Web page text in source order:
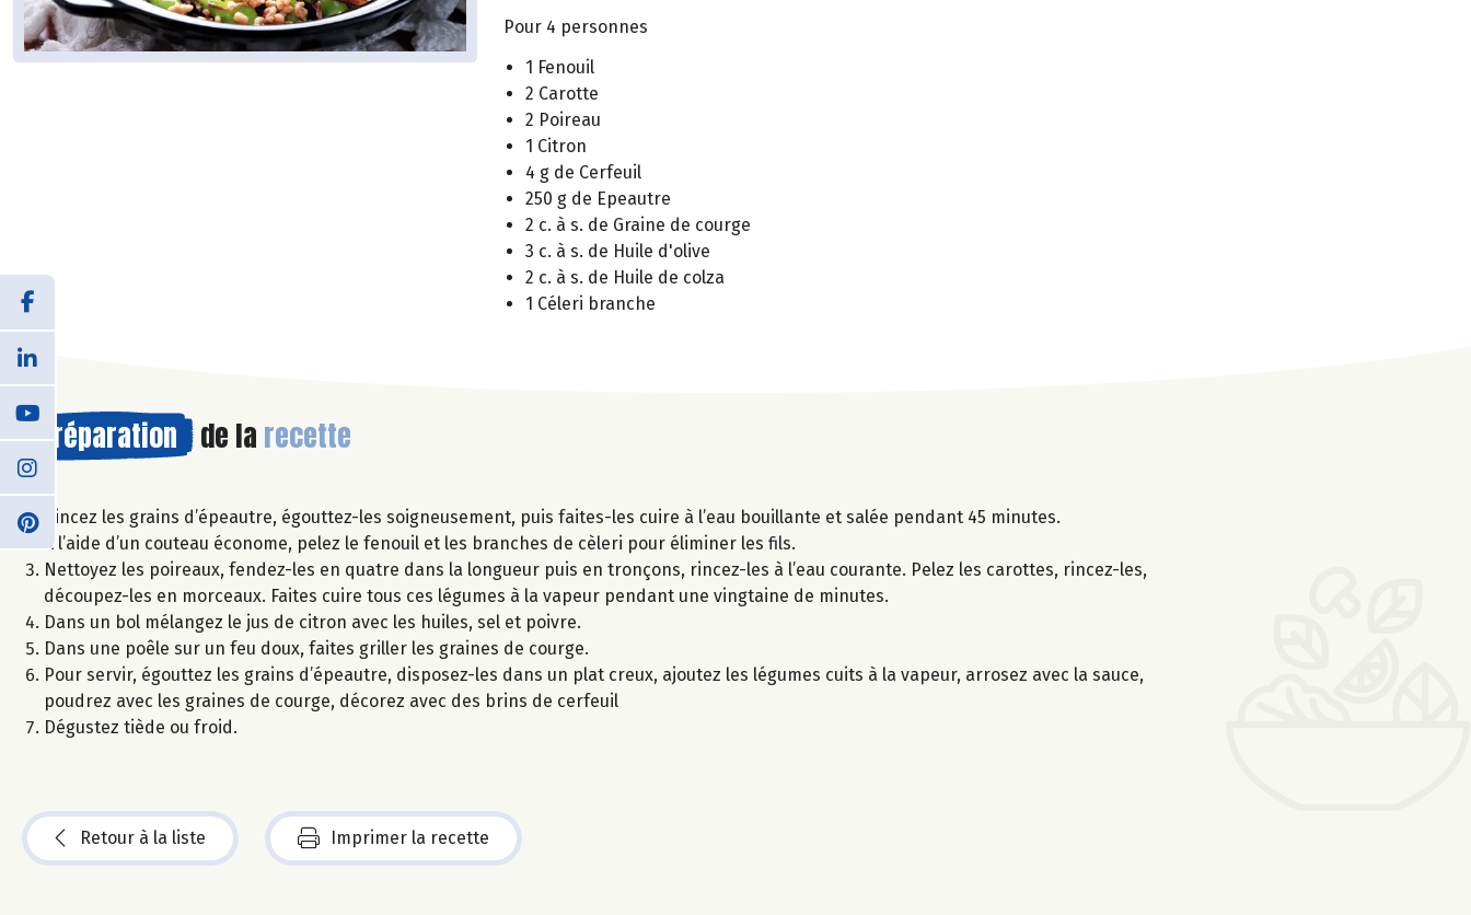
Pour 4 personnes
1 Fenouil
2 Carotte
2 Poireau
1 Citron
4 g de Cerfeuil
250 g de Epeautre
2 c. à s. de Graine de courge
3 c. à s. de Huile d'olive
2 c. à s. de Huile de colza
1 Céleri branche
Préparation de la recette
Rincez les grains d’épeautre, égouttez-les soigneusement, puis faites-les cuire à l’eau bouillante et salée pendant 45 minutes.
A l’aide d’un couteau économe, pelez le fenouil et les branches de cèleri pour éliminer les fils.
Nettoyez les poireaux, fendez-les en quatre dans la longueur puis en tronçons, rincez-les à l’eau courante. Pelez les carottes, rincez-les,
découpez-les en morceaux. Faites cuire tous ces légumes à la vapeur pendant une vingtaine de minutes.
Dans un bol mélangez le jus de citron avec les huiles, sel et poivre.
Dans une poêle sur un feu doux, faites griller les graines de courge.
Pour servir, égouttez les grains d’épeautre, disposez-les dans un plat creux, ajoutez les légumes cuits à la vapeur, arrosez avec la sauce,
poudrez avec les graines de courge, décorez avec des brins de cerfeuil
Dégustez tiède ou froid.
Retour à la liste Imprimer la recette